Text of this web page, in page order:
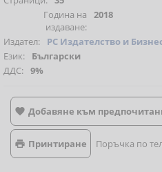
Година на
издаване:
2018
Издател:
РС Издателство и
Език:
Български
ДДС: 9%
 Добавяне към
 Принтиране Поръчка по